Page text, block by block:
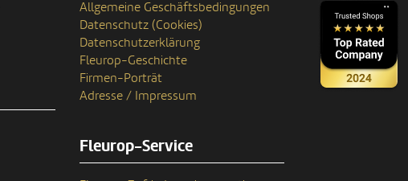
Allgemeine Geschäftsbedingungen
Datenschutz (Cookies)
Datenschutzerklärung
Fleurop-Geschichte
Firmen-Porträt
Adresse / Impressum
Fleurop-Service